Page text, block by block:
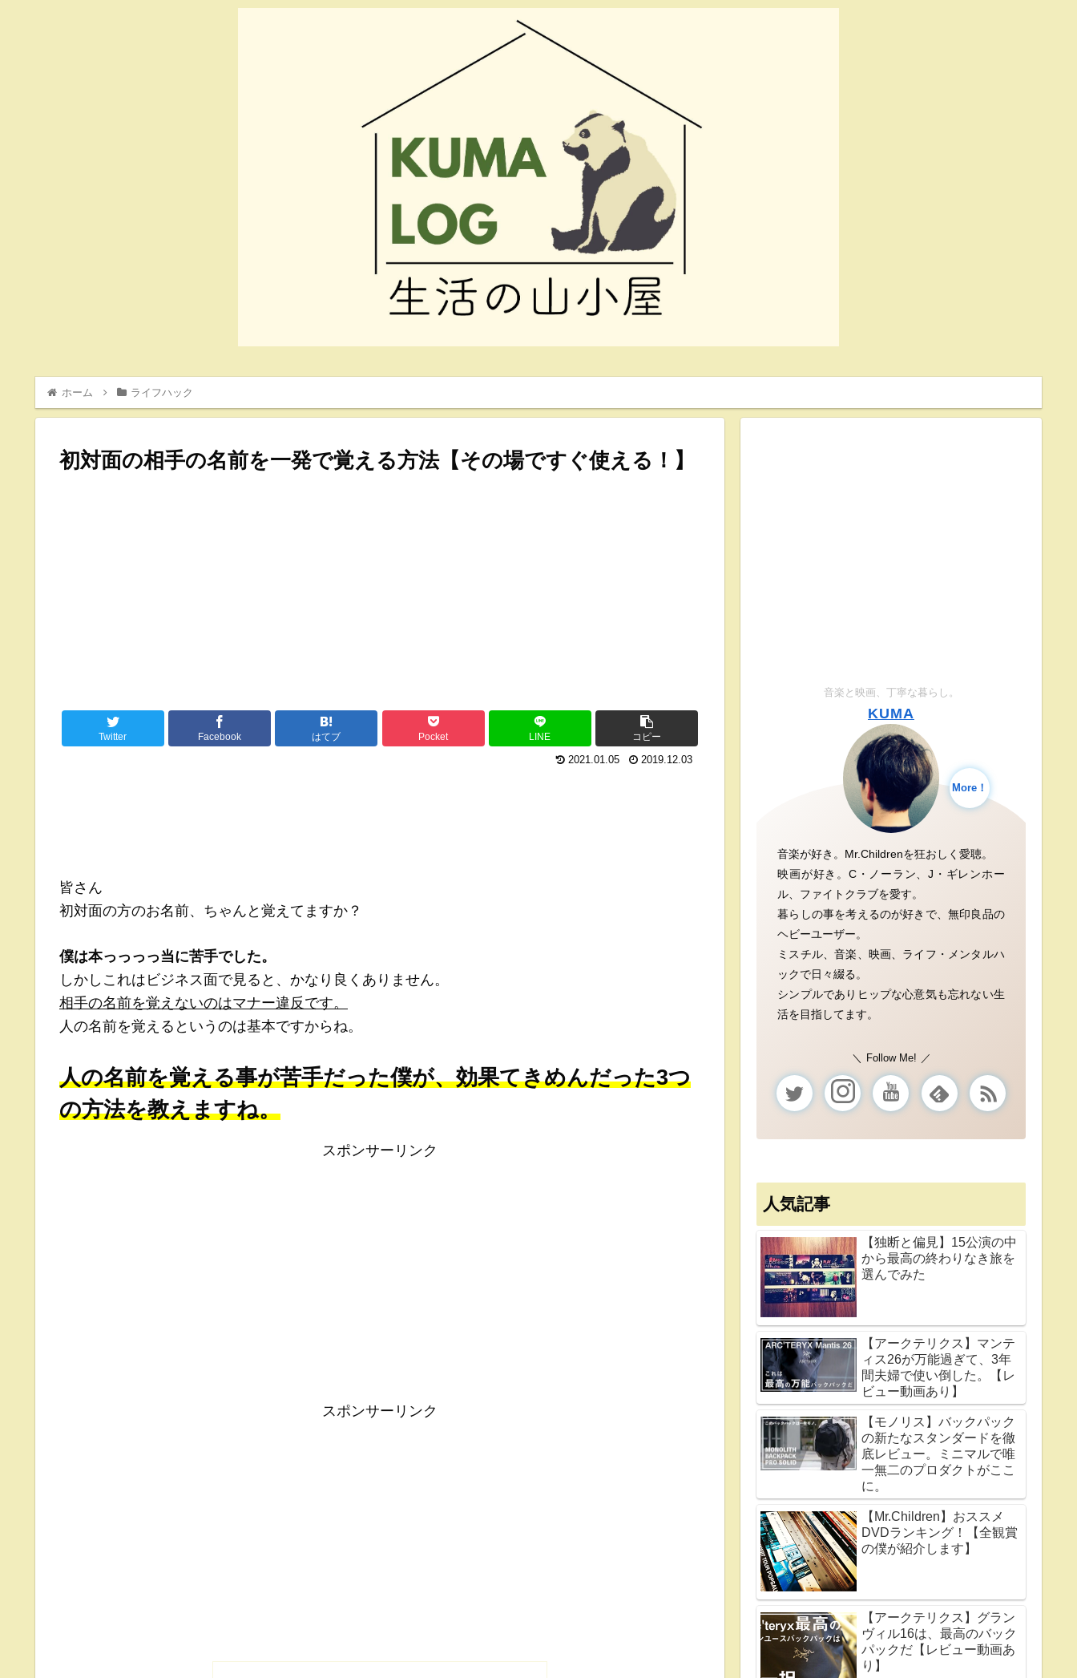
ホーム ライフハック
初対面の相手の名前を一発で覚える方法【その場ですぐ使える！】
Twitter Facebook はてブ Pocket LINE コピー
2021.01.05 2019.12.03
皆さん
初対面の方のお名前、ちゃんと覚えてますか？
僕は本っっっっ当に苦手でした。
しかしこれはビジネス面で見ると、かなり良くありません。
相手の名前を覚えないのはマナー違反です。
人の名前を覚えるというのは基本ですからね。
人の名前を覚える事が苦手だった僕が、効果てきめんだった3つ
の方法を教えますね。
スポンサーリンク
スポンサーリンク
音楽と映画、丁寧な暮らし。
KUMA
More！
音楽が好き。Mr.Childrenを狂おしく愛聴。
映画が好き。C・ノーラン、J・ギレンホー
ル、ファイトクラブを愛す。
暮らしの事を考えるのが好きで、無印良品の
ヘビーユーザー。
ミスチル、音楽、映画、ライフ・メンタルハ
ックで日々綴る。
シンプルでありヒップな心意気も忘れない生
活を目指してます。
Follow Me!
人気記事
【独断と偏見】15公演の中
から最高の終わりなき旅を
選んでみた
【アークテリクス】マンテ
ィス26が万能過ぎて、3年
間夫婦で使い倒した。【レ
ビュー動画あり】
【モノリス】バックパック
の新たなスタンダードを徹
底レビュー。ミニマルで唯
一無二のプロダクトがここ
に。
【Mr.Children】おススメ
DVDランキング！【全観賞
の僕が紹介します】
【アークテリクス】グラン
ヴィル16は、最高のバック
パックだ【レビュー動画あ
り】